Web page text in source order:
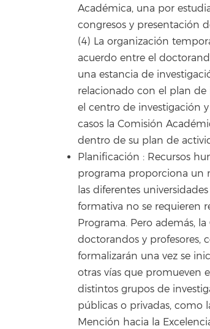
Académica, una por
congresos y presentación
(4) La organización
acuerdo entre el
una estancia de
relacionado con el plan de
el centro de investigación
casos la Comisión
dentro de su plan de
Planificación : Recursos
programa proporciona un
las diferentes
formativa no se requieren
Programa. Pero además,
doctorandos y profesores,
formalizarán una vez se
otras vías que promueven
distintos grupos de
públicas o privadas, como
Mención hacia la